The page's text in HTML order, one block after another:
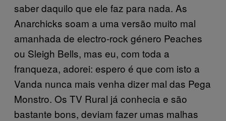
saber daquilo que ele faz para nada. As
Anarchicks soam a uma versão muito mal
amanhada de electro-rock género Peaches
ou Sleigh Bells, mas eu, com toda a
franqueza, adorei: espero é que com isto a
Vanda nunca mais venha dizer mal das Pega
Monstro. Os TV Rural já conhecia e são
bastante bons, deviam fazer umas malhas